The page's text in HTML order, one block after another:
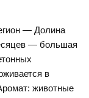
— Долина
— большая
в
животные